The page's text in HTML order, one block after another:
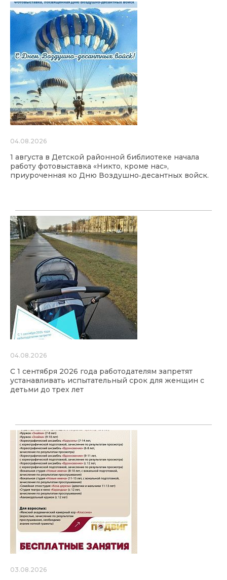
04.08.2026
1 августа в Детской районной библиотеке начала
работу фотовыставка «Никто, кроме нас»,
приуроченная ко Дню Воздушно‑десантных войск.
04.08.2026
С 1 сентября 2026 года работодателям запретят
устанавливать испытательный срок для женщин с
детьми до трех лет
03.08.2026